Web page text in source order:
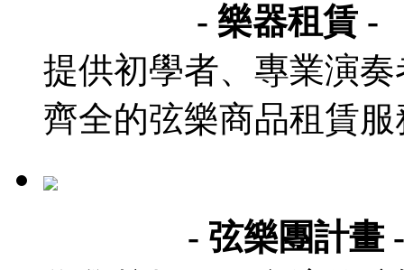
- 樂器租賃 -
提供初學者、專業演
齊全的弦樂商品租賃服
- 弦樂團計畫 -